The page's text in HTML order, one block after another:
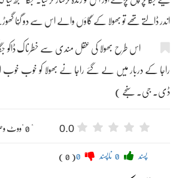
اندر ڈالتے تھے تو بھولا کے گاؤں والے اس سے دو گُنا
اس طرح بھولا کی عقل مندی سے خطرناک ڈاکو جگّا
راجا کے دربار میں لے گئے راجا نے بھولا کو خوب خوب
ڈی۔ جی۔ سنجے )
0.0 " 0 "ووٹ وصول ہوئے۔
پسند ناپسند ( 0 )